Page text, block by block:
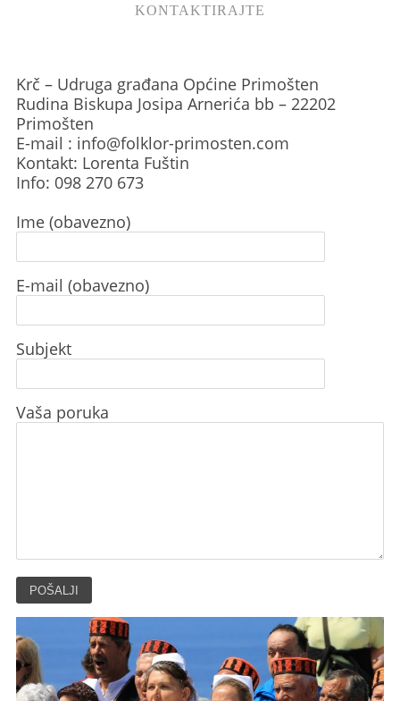
KONTAKTIRAJTE
Krč – Udruga građana Općine Primošten
Rudina Biskupa Josipa Arnerića bb – 22202
Primošten
E-mail : info@folklor-primosten.com
Kontakt: Lorenta Fuštin
Info: 098 270 673
Ime (obavezno)
E-mail (obavezno)
Subjekt
Vaša poruka